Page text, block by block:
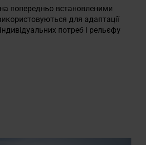
попередньо встановленими
для адаптації
потреб і рельєфу